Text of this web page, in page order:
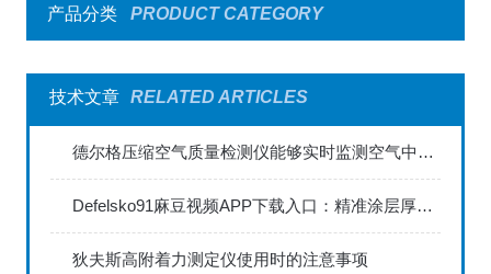
产品分类
PRODUCT CATEGORY
技术文章 RELATED ARTICLES
德尔格压缩空气质量检测仪能够实时监测空气中的污染物浓度
Defelsko91麻豆视频APP下载入口：精准涂层厚度检测的利器
狄夫斯高附着力测定仪使用时的注意事项